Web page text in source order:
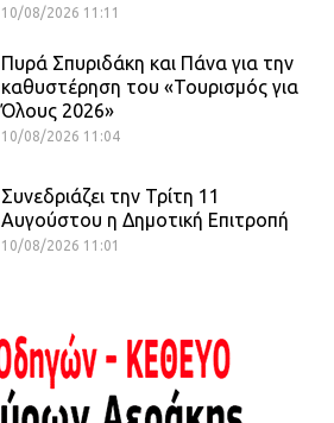
10/08/2026 11:11
Πυρά Σπυριδάκη και Πάνα για την
καθυστέρηση του «Τουρισμός για
Όλους 2026»
10/08/2026 11:04
Συνεδριάζει την Τρίτη 11
Αυγούστου η Δημοτική Επιτροπή
10/08/2026 11:01